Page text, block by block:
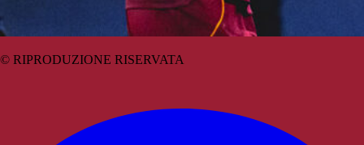
© RIPRODUZIONE RISERVATA